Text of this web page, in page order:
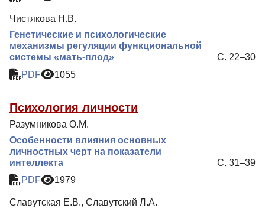
Контакты
Чистякова Н.В.
Генетические и психологические
механизмы регуляции функциональной
системы «мать-плод»
С. 22–30
PDF
1055
Психология личности
Разумникова О.М.
Особенности влияния основных
личностных черт на показатели
интеллекта
С. 31–39
PDF
1979
Славутская Е.В., Славутский Л.А.